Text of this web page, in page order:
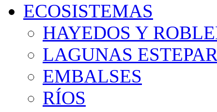
ECOSISTEMAS
HAYEDOS Y
LAGUNAS
EMBALSES
RÍOS